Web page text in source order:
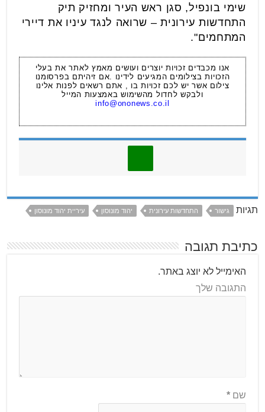
שימי בונפיל, סגן ראש העיר ומחזיק תיק
התחדשות עירונית – שרואה לנגד עיניו את דיירי
המתחמים".
אנו מכבדים זכויות יוצרים ועושים מאמץ לאתר את בעלי
הזכויות בצילומים המגיעים לידינו .אם זיהיתם בפרסומנו
צילום אשר יש לכם זכויות בו , אתם רשאים לפנות אלינו
ולבקש לחדול מהשימוש באמצעות המייל
info@ononews.co.il
תגיות גישור התחדשות עירונית יהוד מונוסון עיריית יהוד מונוסון
כתיבת תגובה
האימייל לא יוצג באתר.
התגובה שלך
שם*